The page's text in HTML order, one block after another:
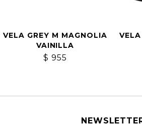
VELA GREY M MAGNOLIA
VAINILLA
$ 955